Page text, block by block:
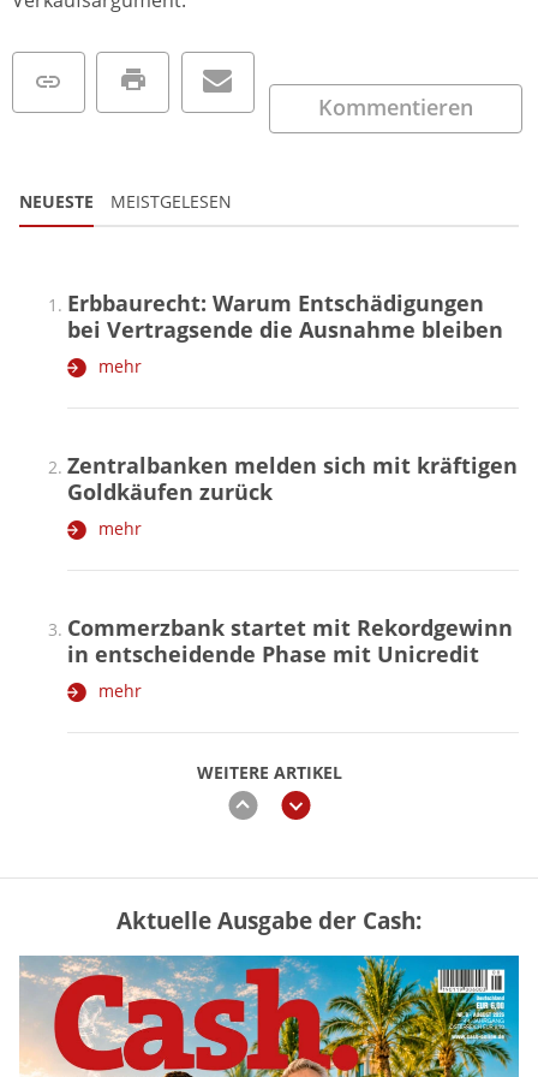
Kommentieren
NEUESTE MEISTGELESEN
WEITERE ARTIKEL
zurückweiter
Erbbaurecht: Warum Entschädigungen
bei Vertragsende die Ausnahme bleiben
mehr
Zentralbanken melden sich mit kräftigen
Goldkäufen zurück
mehr
Commerzbank startet mit Rekordgewinn
in entscheidende Phase mit Unicredit
mehr
„Jung kauft Alt“ 2026: Neue Förderung im
Überblick – Tabelle mit Kreditbeträgen
und Einkommensgrenzen
mehr
Aktuelle Ausgabe der Cash: